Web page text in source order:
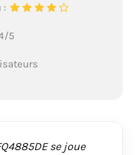
:
5
se joue